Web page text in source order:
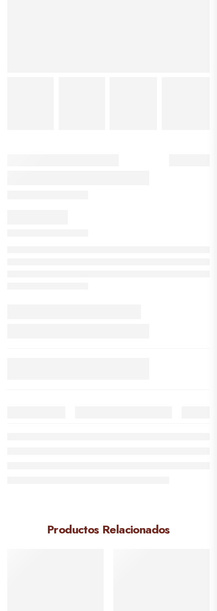
Productos Relacionados